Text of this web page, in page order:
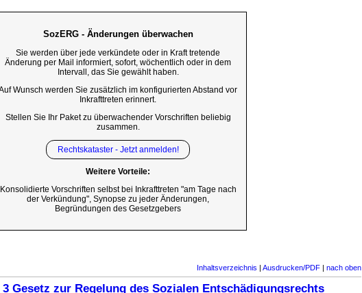
SozERG - Änderungen überwachen
Sie werden über jede verkündete oder in Kraft tretende
Änderung per Mail informiert, sofort, wöchentlich oder in dem
Intervall, das Sie gewählt haben.
Wunsch werden Sie zusätzlich im konfigurierten Abstand vor
Inkrafttreten erinnert.
Stellen Sie Ihr Paket zu überwachender Vorschriften beliebig
zusammen.
Rechtskataster - Jetzt anmelden!
Weitere Vorteile:
Konsolidierte Vorschriften selbst bei Inkrafttreten "am Tage nach
der Verkündung", Synopse zu jeder Änderungen,
Begründungen des Gesetzgebers
Inhaltsverzeichnis | Ausdrucken/PDF | nach oben
Gesetz zur Regelung des Sozialen Entschädigungsrechts